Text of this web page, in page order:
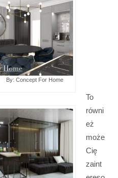
By: Concept For Home
To
równi
eż
może
Cię
zaint